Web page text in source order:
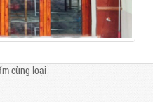
cùng loại